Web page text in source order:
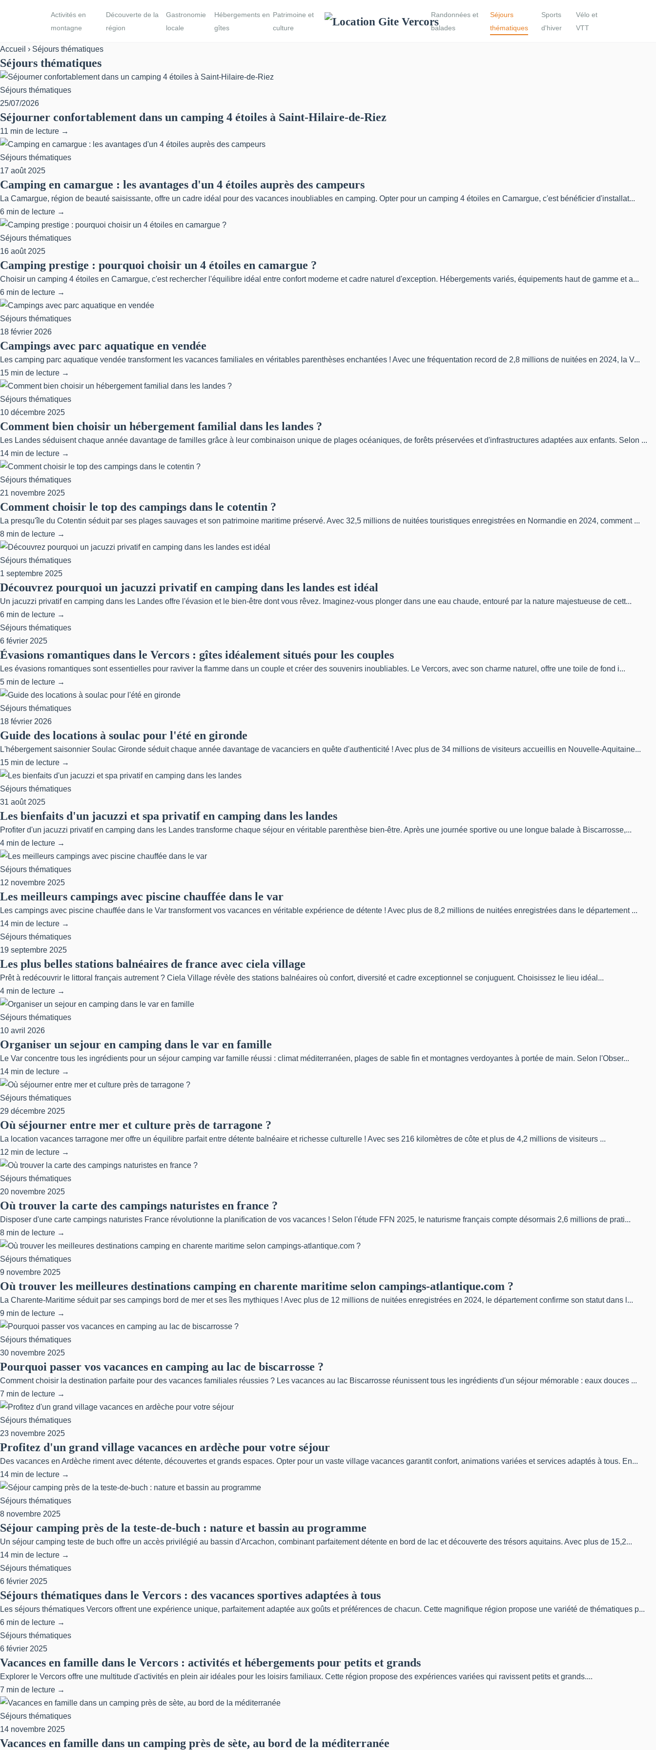
Activités en
montagne
Découverte de la
région
Gastronomie
locale
Hébergements en
gîtes
Patrimoine et
culture
Randonnées et
balades
Séjours
thématiques
Sports
d'hiver
Vélo et
VTT
Accueil › Séjours thématiques
Séjours thématiques
Séjours thématiques
25/07/2026
Séjourner confortablement dans un camping 4 étoiles à Saint-Hilaire-de-Riez
11 min de lecture →
Séjours thématiques
17 août 2025
Camping en camargue : les avantages d'un 4 étoiles auprès des campeurs
La Camargue, région de beauté saisissante, offre un cadre idéal pour des vacances inoubliables en camping. Opter pour un camping 4 étoiles en Camargue, c'est bénéficier d'installat...
6 min de lecture →
Séjours thématiques
16 août 2025
Camping prestige : pourquoi choisir un 4 étoiles en camargue ?
Choisir un camping 4 étoiles en Camargue, c'est rechercher l'équilibre idéal entre confort moderne et cadre naturel d'exception. Hébergements variés, équipements haut de gamme et a...
6 min de lecture →
Séjours thématiques
18 février 2026
Campings avec parc aquatique en vendée
Les camping parc aquatique vendée transforment les vacances familiales en véritables parenthèses enchantées ! Avec une fréquentation record de 2,8 millions de nuitées en 2024, la V...
15 min de lecture →
Séjours thématiques
10 décembre 2025
Comment bien choisir un hébergement familial dans les landes ?
Les Landes séduisent chaque année davantage de familles grâce à leur combinaison unique de plages océaniques, de forêts préservées et d'infrastructures adaptées aux enfants. Selon ...
14 min de lecture →
Séjours thématiques
21 novembre 2025
Comment choisir le top des campings dans le cotentin ?
La presqu'île du Cotentin séduit par ses plages sauvages et son patrimoine maritime préservé. Avec 32,5 millions de nuitées touristiques enregistrées en Normandie en 2024, comment ...
8 min de lecture →
Séjours thématiques
1 septembre 2025
Découvrez pourquoi un jacuzzi privatif en camping dans les landes est idéal
Un jacuzzi privatif en camping dans les Landes offre l'évasion et le bien-être dont vous rêvez. Imaginez-vous plonger dans une eau chaude, entouré par la nature majestueuse de cett...
6 min de lecture →
Séjours thématiques
6 février 2025
Évasions romantiques dans le Vercors : gîtes idéalement situés pour les couples
Les évasions romantiques sont essentielles pour raviver la flamme dans un couple et créer des souvenirs inoubliables. Le Vercors, avec son charme naturel, offre une toile de fond i...
5 min de lecture →
Séjours thématiques
18 février 2026
Guide des locations à soulac pour l'été en gironde
L'hébergement saisonnier Soulac Gironde séduit chaque année davantage de vacanciers en quête d'authenticité ! Avec plus de 34 millions de visiteurs accueillis en Nouvelle-Aquitaine...
15 min de lecture →
Séjours thématiques
31 août 2025
Les bienfaits d'un jacuzzi et spa privatif en camping dans les landes
Profiter d'un jacuzzi privatif en camping dans les Landes transforme chaque séjour en véritable parenthèse bien-être. Après une journée sportive ou une longue balade à Biscarrosse,...
4 min de lecture →
Séjours thématiques
12 novembre 2025
Les meilleurs campings avec piscine chauffée dans le var
Les campings avec piscine chauffée dans le Var transforment vos vacances en véritable expérience de détente ! Avec plus de 8,2 millions de nuitées enregistrées dans le département ...
14 min de lecture →
Séjours thématiques
19 septembre 2025
Les plus belles stations balnéaires de france avec ciela village
Prêt à redécouvrir le littoral français autrement ? Ciela Village révèle des stations balnéaires où confort, diversité et cadre exceptionnel se conjuguent. Choisissez le lieu idéal...
4 min de lecture →
Séjours thématiques
10 avril 2026
Organiser un sejour en camping dans le var en famille
Le Var concentre tous les ingrédients pour un séjour camping var famille réussi : climat méditerranéen, plages de sable fin et montagnes verdoyantes à portée de main. Selon l'Obser...
14 min de lecture →
Séjours thématiques
29 décembre 2025
Où séjourner entre mer et culture près de tarragone ?
La location vacances tarragone mer offre un équilibre parfait entre détente balnéaire et richesse culturelle ! Avec ses 216 kilomètres de côte et plus de 4,2 millions de visiteurs ...
12 min de lecture →
Séjours thématiques
20 novembre 2025
Où trouver la carte des campings naturistes en france ?
Disposer d'une carte campings naturistes France révolutionne la planification de vos vacances ! Selon l'étude FFN 2025, le naturisme français compte désormais 2,6 millions de prati...
8 min de lecture →
Séjours thématiques
9 novembre 2025
Où trouver les meilleures destinations camping en charente maritime selon campings-atlantique.com ?
La Charente-Maritime séduit par ses campings bord de mer et ses îles mythiques ! Avec plus de 12 millions de nuitées enregistrées en 2024, le département confirme son statut dans l...
9 min de lecture →
Séjours thématiques
30 novembre 2025
Pourquoi passer vos vacances en camping au lac de biscarrosse ?
Comment choisir la destination parfaite pour des vacances familiales réussies ? Les vacances au lac Biscarrosse réunissent tous les ingrédients d'un séjour mémorable : eaux douces ...
7 min de lecture →
Séjours thématiques
23 novembre 2025
Profitez d'un grand village vacances en ardèche pour votre séjour
Des vacances en Ardèche riment avec détente, découvertes et grands espaces. Opter pour un vaste village vacances garantit confort, animations variées et services adaptés à tous. En...
14 min de lecture →
Séjours thématiques
8 novembre 2025
Séjour camping près de la teste-de-buch : nature et bassin au programme
Un séjour camping teste de buch offre un accès privilégié au bassin d'Arcachon, combinant parfaitement détente en bord de lac et découverte des trésors aquitains. Avec plus de 15,2...
14 min de lecture →
Séjours thématiques
6 février 2025
Séjours thématiques dans le Vercors : des vacances sportives adaptées à tous
Les séjours thématiques Vercors offrent une expérience unique, parfaitement adaptée aux goûts et préférences de chacun. Cette magnifique région propose une variété de thématiques p...
6 min de lecture →
Séjours thématiques
6 février 2025
Vacances en famille dans le Vercors : activités et hébergements pour petits et grands
Explorer le Vercors offre une multitude d'activités en plein air idéales pour les loisirs familiaux. Cette région propose des expériences variées qui ravissent petits et grands....
7 min de lecture →
Séjours thématiques
14 novembre 2025
Vacances en famille dans un camping près de sète, au bord de la méditerranée